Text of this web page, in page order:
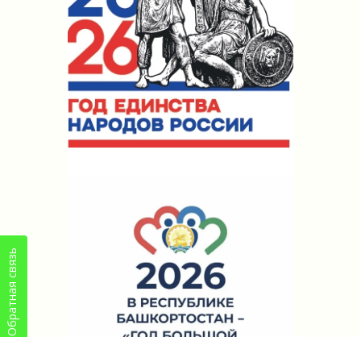
Обратная связь